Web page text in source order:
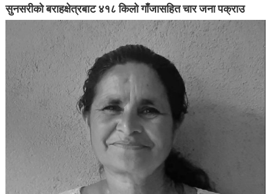
सुनसरीको बराहक्षेत्रबाट ४१८ किलो गाँजासहित चार जना पक्राउ